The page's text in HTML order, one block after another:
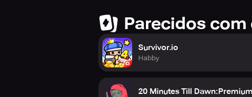
Parecidos com
Survivor.io
Habby
20 Minutes Till Dawn:Premium